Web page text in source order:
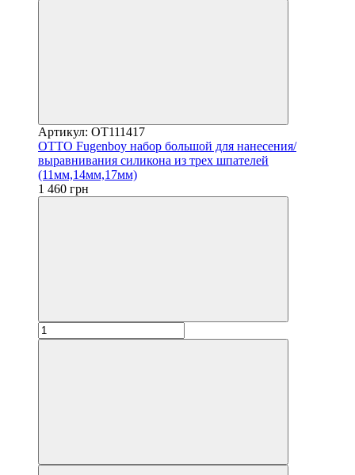
Артикул: OT111417
OTTO Fugenboy набор большой для нанесения/
выравнивания силикона из трех шпателей
(11мм,14мм,17мм)
1 460 грн